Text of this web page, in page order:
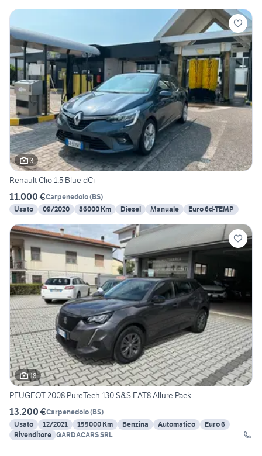
3
Renault Clio 1.5 Blue dCi
11.000 €Carpenedolo(BS)
Usato
09/2020 86000 Km Diesel Manuale Euro 6d-TEMP
18
PEUGEOT 2008 PureTech 130 S&S EAT8 Allure Pack
13.200 €Carpenedolo(BS)
Usato
12/2021 155000 Km Benzina Automatico
Euro 6
Rivenditore GARDACARS SRL